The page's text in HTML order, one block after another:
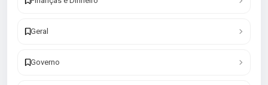
Geral
Governo